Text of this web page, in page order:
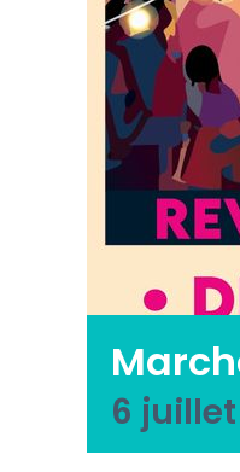
6 juillet